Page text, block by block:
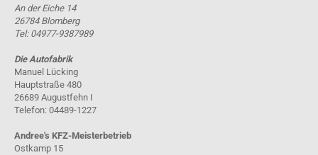
An der Eiche 14
26784 Blomberg
Tel: 04977-9387989
Die Autofabrik
Manuel Lücking
Hauptstraße 480
26689 Augustfehn I
Telefon: 04489-1227
Andree's KFZ-Meisterbetrieb
Ostkamp 15